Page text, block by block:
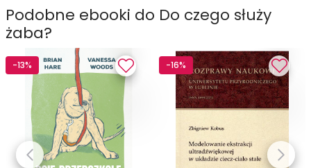
Podobne ebooki do Do czego służy
żaba?
-13% -16%